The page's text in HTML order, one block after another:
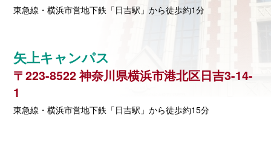
東急線・横浜市営地下鉄「日吉駅」から徒歩約1分
矢上キャンパス
〒223-8522 神奈川県横浜市港北区日吉3-14-
1
東急線・横浜市営地下鉄「日吉駅」から徒歩約15分